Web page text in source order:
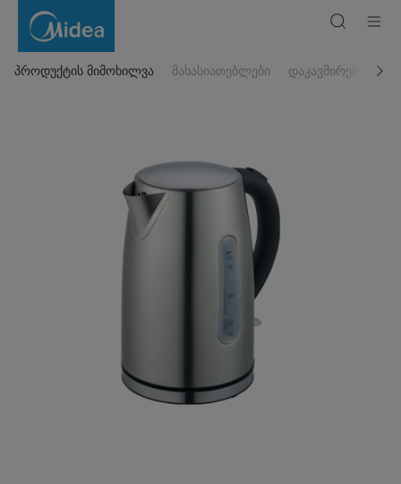
17S30A2
პროდუქტის მიმოხილვა მახასიათებლები დაკავშირებული